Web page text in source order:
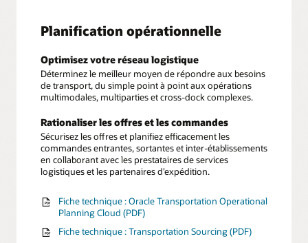
Planification opérationnelle
Optimisez votre réseau logistique
Déterminez le meilleur moyen de répondre aux besoins
de transport, du simple point à point aux opérations
multimodales, multiparties et cross-dock complexes.
Rationaliser les offres et les commandes
Sécurisez les offres et planifiez efficacement les
commandes entrantes, sortantes et inter-établissements
en collaborant avec les prestataires de services
logistiques et les partenaires d’expédition.
Fiche technique : Oracle Transportation Operational
Planning Cloud (PDF)
Fiche technique : Transportation Sourcing (PDF)